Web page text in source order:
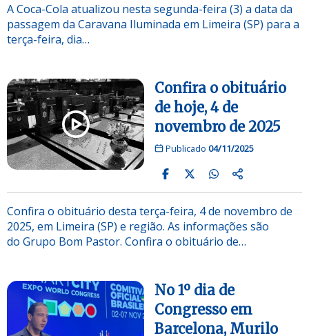
A Coca-Cola atualizou nesta segunda-feira (3) a data da
passagem da Caravana Iluminada em Limeira (SP) para a
terça-feira, dia…
Confira o obituário
de hoje, 4 de
novembro de 2025
Publicado 04/11/2025
Confira o obituário desta terça-feira, 4 de novembro de
2025, em Limeira (SP) e região. As informações são
do Grupo Bom Pastor. Confira o obituário de…
No 1º dia de
Congresso em
Barcelona, Murilo